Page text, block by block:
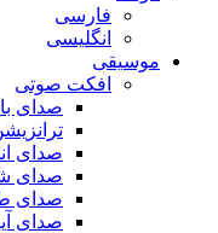
فارسی
انگلیسی
موسیقی
افکت صوتی
صدای
صدای
صدای
صدای
صدای